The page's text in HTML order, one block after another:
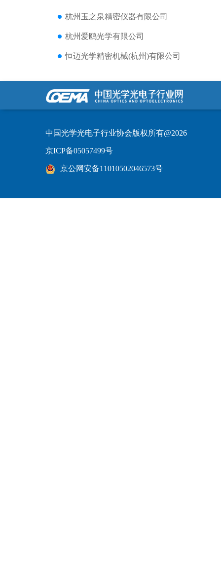
杭州玉之泉精密仪器有限公司
杭州爱鸥光学有限公司
恒迈光学精密机械(杭州)有限公司
中国光学光电子行业协会版权所有@2026
京ICP备05057499号
京公网安备11010502046573号